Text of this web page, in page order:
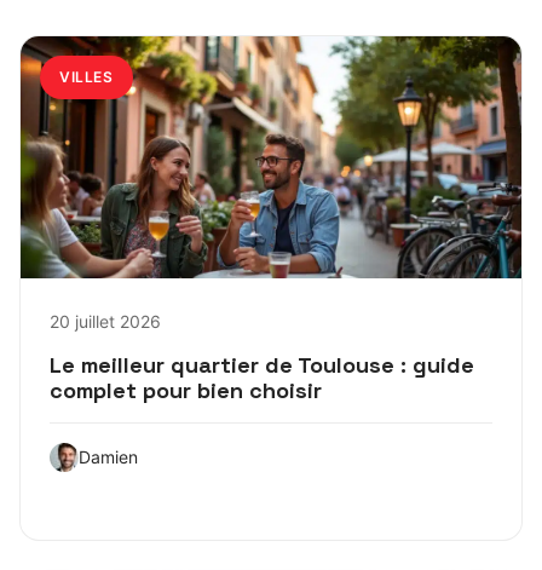
VILLES
20 juillet 2026
Le meilleur quartier de Toulouse : guide
complet pour bien choisir
Damien